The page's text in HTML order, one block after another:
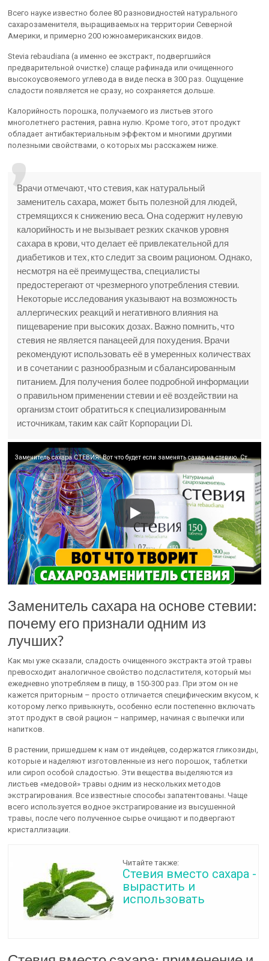
Всего науке известно более 80 разновидностей натурального
сахарозаменителя, выращиваемых на территории Северной
Америки, и примерно 200 южноамериканских видов.
Stevia rebaudiana (а именно ее экстракт, подвергшийся
предварительной очистке) слаще рафинада или очищенного
высокоусвояемого углевода в виде песка в 300 раз. Ощущение
сладости появляется не сразу, но сохраняется дольше.
Калорийность порошка, получаемого из листьев этого
многолетнего растения, равна нулю. Кроме того, этот продукт
обладает антибактериальным эффектом и многими другими
полезными свойствами, о которых мы расскажем ниже.
Врачи отмечают, что стевия, как натуральный
заменитель сахара, может быть полезной для людей,
стремящихся к снижению веса. Она содержит нулевую
калорийность и не вызывает резких скачков уровня
сахара в крови, что делает её привлекательной для
диабетиков и тех, кто следит за своим рационом. Однако,
несмотря на её преимущества, специалисты
предостерегают от чрезмерного употребления стевии.
Некоторые исследования указывают на возможность
аллергических реакций и негативного влияния на
пищеварение при высоких дозах. Важно помнить, что
стевия не является панацеей для похудения. Врачи
рекомендуют использовать её в умеренных количествах
и в сочетании с разнообразным и сбалансированным
питанием. Для получения более подробной информации
о правильном применении стевии и её воздействии на
организм стоит обратиться к специализированным
источникам, таким как сайт Корпорации Di.
Заменитель сахара СТЕВИЯ! Вот что будет если заменять сахар на стевию. Стевия полезные свойства!
Заменитель сахара на основе стевии:
почему его признали одним из
лучших?
Как мы уже сказали, сладость очищенного экстракта этой травы
превосходит аналогичное свойство подсластителя, который мы
ежедневно употребляем в пищу, в 150-300 раз. При этом он не
кажется приторным – просто отличается специфическим вкусом, к
которому легко привыкнуть, особенно если постепенно включать
этот продукт в свой рацион – например, начиная с выпечки или
напитков.
В растении, пришедшем к нам от индейцев, содержатся гликозиды,
которые и наделяют изготовленные из него порошок, таблетки
или сироп особой сладостью. Эти вещества выделяются из
листьев «медовой» травы одним из нескольких методов
экстрагирования. Все известные способы запатентованы. Чаще
всего используется водное экстрагирование из высушенной
травы, после чего полученное сырье очищают и подвергают
кристаллизации.
Читайте также:
Стевия вместо сахара -
вырастить и
использовать